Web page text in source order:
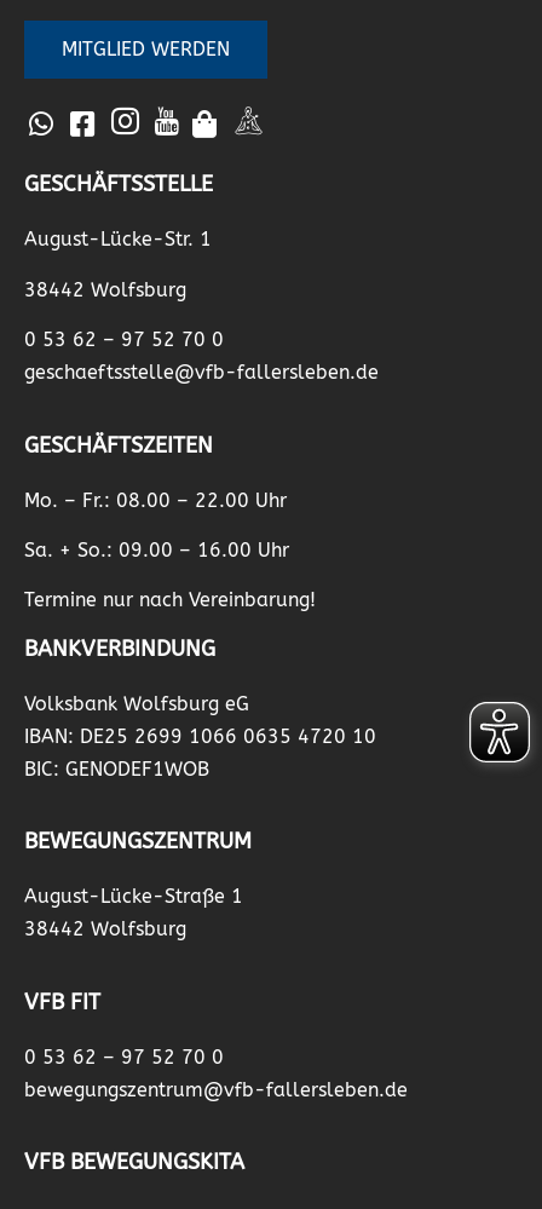
MITGLIED WERDEN
GESCHÄFTSSTELLE
August-Lücke-Str. 1
38442 Wolfsburg
0 53 62 – 97 52 70 0
geschaeftsstelle@vfb-fallersleben.de
GESCHÄFTSZEITEN
Mo. – Fr.: 08.00 – 22.00 Uhr
Sa. + So.: 09.00 – 16.00 Uhr
Termine nur nach Vereinbarung!
BANKVERBINDUNG
Volksbank Wolfsburg eG
IBAN: DE25 2699 1066 0635 4720 10
BIC: GENODEF1WOB
BEWEGUNGSZENTRUM
August-Lücke-Straße 1
38442 Wolfsburg
VFB FIT
0 53 62 – 97 52 70 0
bewegungszentrum@vfb-fallersleben.de
VFB BEWEGUNGSKITA